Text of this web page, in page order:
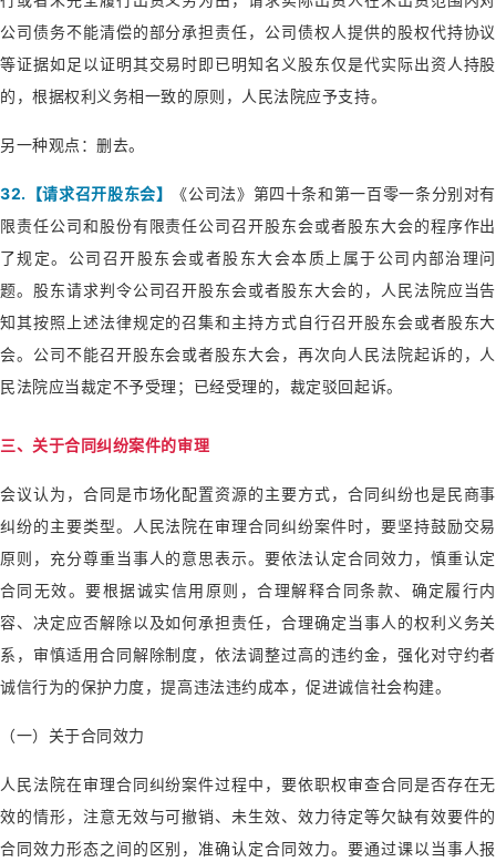
公司债务不能清偿的部分承担责任，公司债权人提供的股权代持协议
等证据如足以证明其交易时即已明知名义股东仅是代实际出资人持股
的，根据权利义务相一致的原则，人民法院应予支持。
另一种观点：删去。
32.【请求召开股东会】
《公司法》第四十条和第一百零一条分别对有
限责任公司和股份有限责任公司召开股东会或者股东大会的程序作出
了规定。公司召开股东会或者股东大会本质上属于公司内部治理问
题。股东请求判令公司召开股东会或者股东大会的，人民法院应当告
知其按照上述法律规定的召集和主持方式自行召开股东会或者股东大
会。公司不能召开股东会或者股东大会，再次向人民法院起诉的，人
民法院应当裁定不予受理；已经受理的，裁定驳回起诉。
三、关于合同纠纷案件的审理
会议认为，合同是市场化配置资源的主要方式，合同纠纷也是民商事
纠纷的主要类型。人民法院在审理合同纠纷案件时，要坚持鼓励交易
原则，充分尊重当事人的意思表示。要依法认定合同效力，慎重认定
合同无效。要根据诚实信用原则，合理解释合同条款、确定履行内
容、决定应否解除以及如何承担责任，合理确定当事人的权利义务关
系，审慎适用合同解除制度，依法调整过高的违约金，强化对守约者
诚信行为的保护力度，提高违法违约成本，促进诚信社会构建。
（一）关于合同效力
人民法院在审理合同纠纷案件过程中，要依职权审查合同是否存在无
效的情形，注意无效与可撤销、未生效、效力待定等欠缺有效要件的
合同效力形态之间的区别，准确认定合同效力。要通过课以当事人报